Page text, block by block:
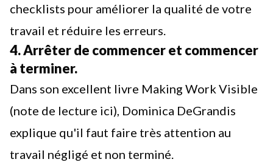
checklists pour améliorer la qualité de votre
travail et réduire les erreurs.
4. Arrêter de commencer et commencer
à terminer.
Dans son excellent livre Making Work Visible
(note de lecture ici), Dominica DeGrandis
explique qu'il faut faire très attention au
travail négligé et non terminé.